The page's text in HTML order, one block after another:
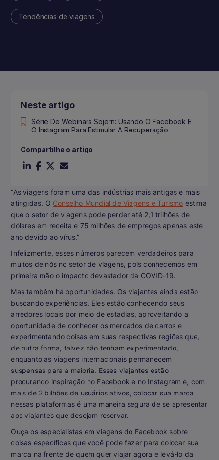
Tendências de viagens
“As viagens foram uma das indústrias mais antigas e mais
atingidas. O Conselho Mundial de Viagens e Turismo estima
que o setor de viagens pode perder até 2,1 trilhões de
dólares em receita e 75 milhões de empregos apenas este
ano devido ao vírus.”
Infelizmente, esses números parecem verdadeiros para
muitos de nós no setor de viagens, pois conhecemos em
primeira mão o impacto devastador da COVID-19.
Mas também há oportunidades. Os viajantes ainda estão
buscando experiências. Eles estão conhecendo seus
arredores locais por meio de estadias, aproveitando a
oportunidade de conhecer os mercados de carros e
experimentando coisas em suas respectivas regiões que,
de outra forma, talvez não tenham experimentado,
enquanto as viagens internacionais permanecem
suspensas para a maioria. Esses viajantes estão
procurando inspiração no Facebook e no Instagram e, com
mais de 2 bilhões de usuários ativos, colocar sua marca
nessas plataformas é uma maneira segura de se apresentar
aos viajantes que desejam reservar.
Ouça os especialistas em viagens do Facebook sobre
coisas específicas que você pode fazer para colocar sua
marca na frente de quem quer viajar agora e levá-lo da
Neste artigo
Série De Webinars Sojern: Usando O Facebook E
O Instagram Para Estimular A Recuperação
Compartilhe o artigo